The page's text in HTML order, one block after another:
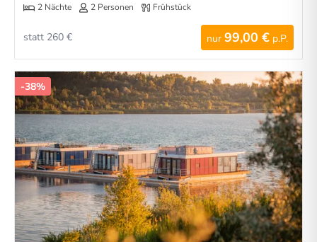
2 Nächte 2 Personen Frühstück
nur 99,00 € p.P.
statt 260 €
-38%